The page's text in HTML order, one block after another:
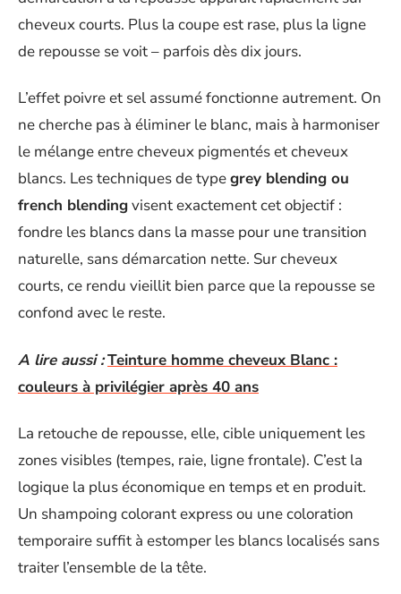
cheveux courts. Plus la coupe est rase, plus la ligne
de repousse se voit – parfois dès dix jours.
L’effet poivre et sel assumé fonctionne autrement. On
ne cherche pas à éliminer le blanc, mais à harmoniser
le mélange entre cheveux pigmentés et cheveux
blancs. Les techniques de typegrey blending ou
french blendingvisent exactement cet objectif :
fondre les blancs dans la masse pour une transition
naturelle, sans démarcation nette. Sur cheveux
courts, ce rendu vieillit bien parce que la repousse se
confond avec le reste.
A lire aussi :Teinture homme cheveux Blanc :
couleurs à privilégier après 40 ans
La retouche de repousse, elle, cible uniquement les
zones visibles (tempes, raie, ligne frontale). C’est la
logique la plus économique en temps et en produit.
Un shampoing colorant express ou une coloration
temporaire suffit à estomper les blancs localisés sans
traiter l’ensemble de la tête.